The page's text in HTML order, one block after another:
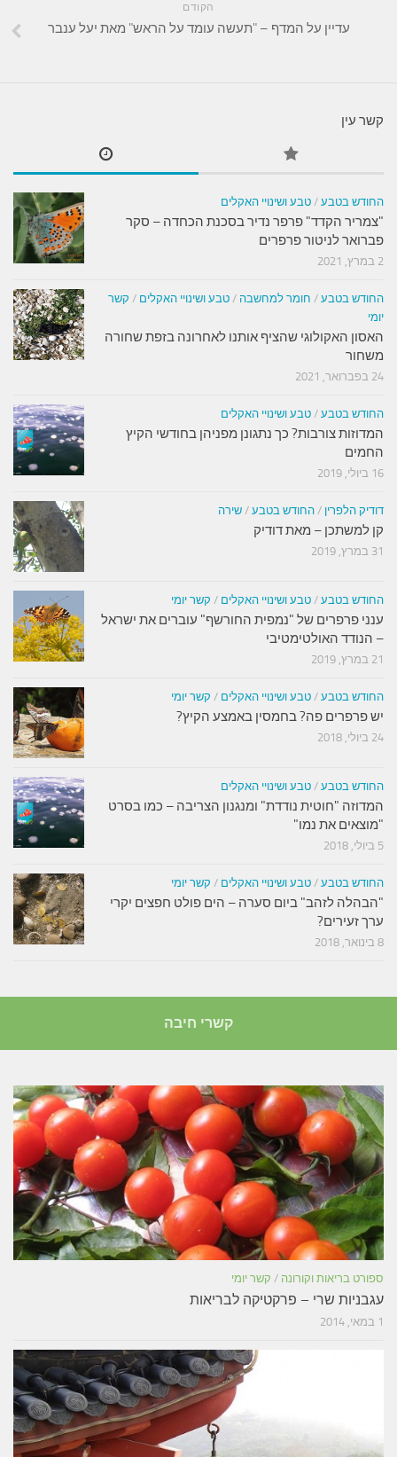
הקודם
עדיין על המדף – "תעשה עומד על הראש" מאת יעל ענבר
קשר עין
החודש בטבע / טבע ושינויי האקלים
"צמריר הקדד" פרפר נדיר בסכנת הכחדה – סקר
פברואר לניטור פרפרים
2 במרץ, 2021
החודש בטבע / חומר למחשבה / טבע ושינויי האקלים / קשר
יומי
האסון האקולוגי שהציף אותנו לאחרונה בזפת שחורה
משחור
24 בפברואר, 2021
החודש בטבע / טבע ושינויי האקלים
המדוזות צורבות? כך נתגונן מפניהן בחודשי הקיץ
החמים
16 ביולי, 2019
דודיק הלפרין / החודש בטבע / שירה
קן למשתכן – מאת דודיק
31 במרץ, 2019
החודש בטבע / טבע ושינויי האקלים / קשר יומי
ענני פרפרים של "נמפית החורשף" עוברים את ישראל
– הנודד האולטימטיבי
21 במרץ, 2019
החודש בטבע / טבע ושינויי האקלים / קשר יומי
יש פרפרים פה? בחמסין באמצע הקיץ?
24 ביולי, 2018
החודש בטבע / טבע ושינויי האקלים
המדוזה "חוטית נודדת" ומנגנון הצריבה – כמו בסרט
"מוצאים את נמו"
5 ביולי, 2018
החודש בטבע / טבע ושינויי האקלים / קשר יומי
"הבהלה לזהב" ביום סערה – הים פולט חפצים יקרי
ערך זעירים?
8 בינואר, 2018
קשרי חיבה
ספורט בריאות וקורונה / קשר יומי
עגבניות שרי – פרקטיקה לבריאות
1 במאי, 2014